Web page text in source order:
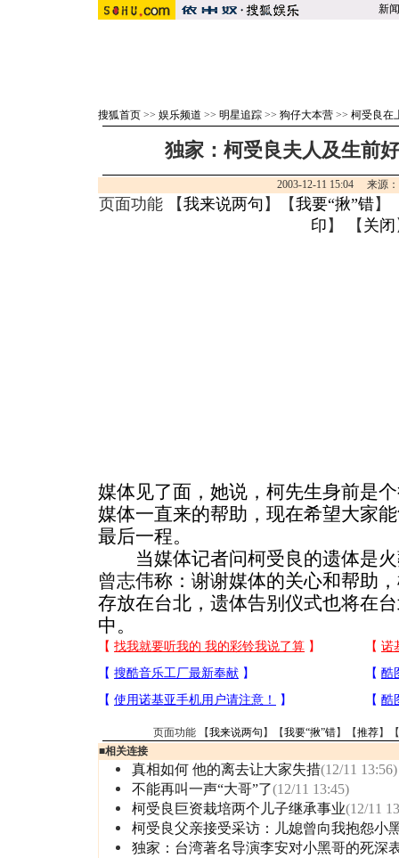
新闻
搜狐首页 >> 娱乐频道 >> 明星追踪 >> 狗仔大本营 >> 柯受良在
独家：柯受良夫人及生前
2003-12-11 15:04 来源
页面功能 【我来说两句 】【我要“揪”错】
印 】 【 关闭
媒体见了面，她说，柯先生身前是
媒体一直来的帮助，现在希望大家
最后一程。
当媒体记者问柯受良的遗体是火
曾志伟称：谢谢媒体的关心和帮助
存放在台北，遗体告别仪式也将在
中。
页面功能 【我来说两句 】【我要“揪”错】【推荐】
■相关连接
真相如何 他的离去让大家失措(12/11 13:56)
不能再叫一声“大哥”了(12/11 13:45)
柯受良巨资栽培两个儿子继承事业(12/11
柯受良父亲接受采访：儿媳曾向我抱怨小
独家：台湾著名导演李安对小黑哥的死深